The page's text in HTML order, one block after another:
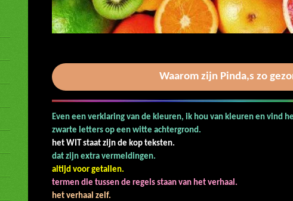
Waarom zijn Pinda,s zo
Even een verklaring van de kleuren, ik hou van kleuren en vind
zwarte letters op een witte
het WIT staat zijn de kop teksten.
De
dat zijn extra
altijd voor getallen.
termen die tussen de regels staan van het verhaal.
het verhaal zelf.